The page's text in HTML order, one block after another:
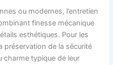
ou modernes, l’entretien
finesse mécanique
esthétiques. Pour les
préservation de la sécurité
charme typique de leur